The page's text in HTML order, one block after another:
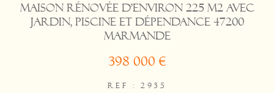
Maison rénovée d'environ 225 m2 avec
jardin, piscine et dépendance 47200
Marmande
398 000 €
REF : 2935